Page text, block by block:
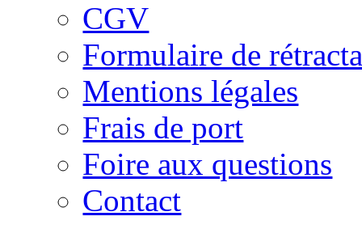
CGV
Formulaire de
Mentions légales
Frais de port
Foire aux questions
Contact